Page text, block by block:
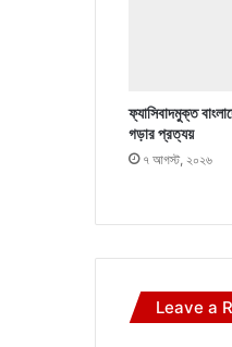
ফ্যাসিবাদমুক্ত
গড়ার প্রত্যয়
৭ আগস্ট, ২০২৬
Leave a